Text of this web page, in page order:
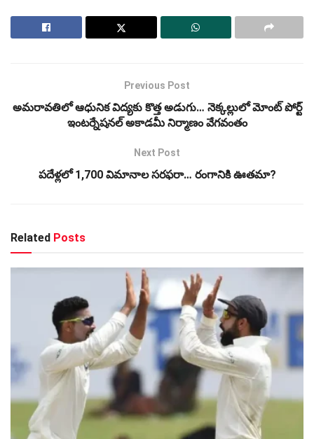
Previous Post
అమరావతిలో ఆధునిక విద్యకు కొత్త అడుగు… నెక్కల్లులో మోంట్ పోర్ట్
ఇంటర్నేషనల్ అకాడమీ నిర్మాణం వేగవంతం
Next Post
పదేళ్లలో 1,700 విమానాల సరఫరా… రంగానికి ఊతమా?
Related Posts